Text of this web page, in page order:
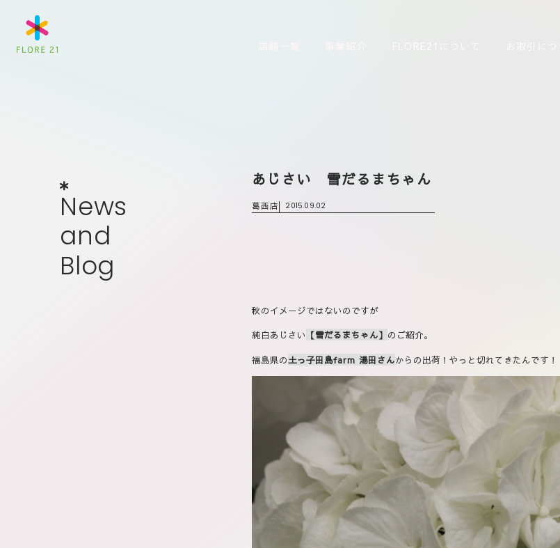
News
News
and
and
Blog
Blog
あじさい 雪だるまちゃん
葛西店 2015.09.02
秋のイメージではないのですが
純白あじさい 【雪だるまちゃん】 のご紹介。
福島県の土っ子田島farm 湯田さんからの出荷！やっと切れてきたんです！